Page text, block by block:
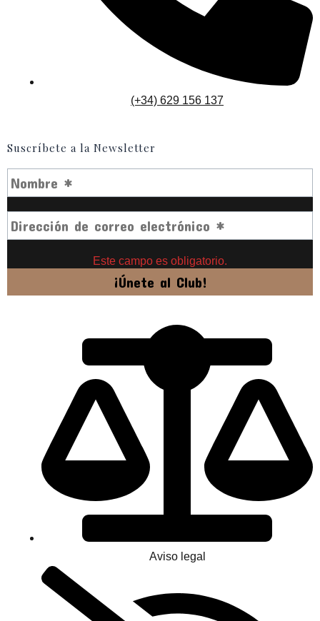
(+34) 629 156 137
Suscríbete a la Newsletter
Este campo es obligatorio.
Aviso legal